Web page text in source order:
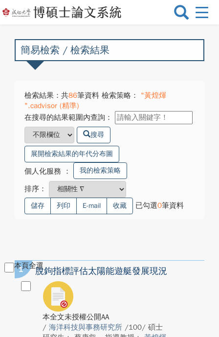
選
換
簡易檢索 / 檢索結果
檢索結果：共86筆資料 檢索策略：
"黃煌煇
".cadvisor (精準)
在搜尋的結果範圍內查詢：
搜尋
展開檢索結果的年代分布圖
個人化服務 ： 我的檢索策略
排序：
儲存 列印 E-mail 收藏 已勾選0筆資料
本頁全選
1 脫鉤指標評估太陽能遊艇發展現況
本全文未授權公開AA
/ 海洋科技與事務研究所 /100/ 碩士